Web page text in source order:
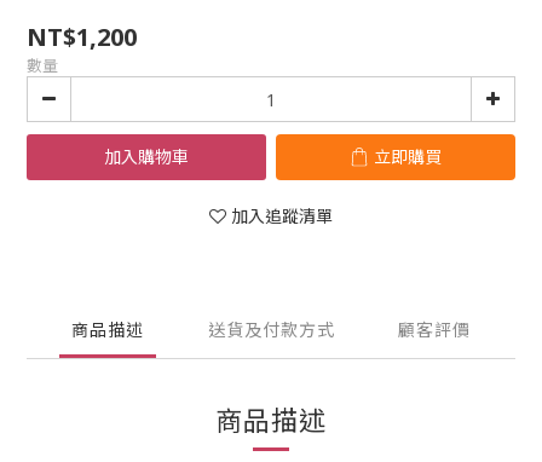
NT$1,200
數量
加入購物車 立即購買
加入追蹤清單
商品描述 送貨及付款方式 顧客評價
商品描述